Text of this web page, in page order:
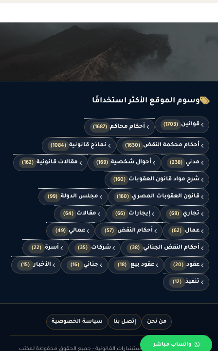
واتساب مباشر
وسوم الموقع الأكثر استخدامًا
قوانين (1703) أحكام محاكم (1687)
أحكام محكمة النقض (1630) نماذج قانونية (1084)
مدني (238) أحوال شخصية (169) مقالات قانونية (162)
شرح مواد قانون العقوبات (160)
قانون العقوبات المصري (160) مجلس الدولة (99)
تجاري (69) إيجارات (66) مقالات (64)
عمال (62) أحكام النقض (57) عمالي (49)
أحكام النقض الجنائي (38) شركات (35) أسرة (22)
عقود (20) عقود بيع (18) جنائي (16) الأخبار (15)
تنفيذ (12)
من نحن إتصل بنا سياسة الخصوصية
© الدهشان للمحاماة والاستشارات القانونية - جميع الحقوق محفوظة لمكتب